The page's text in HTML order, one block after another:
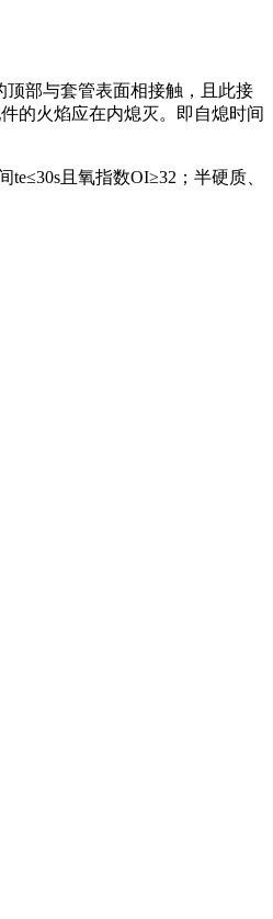
部与套管表面相接触，且此接
的火焰应在内熄灭。即自熄时间
且氧指数OI≥32；半硬质、